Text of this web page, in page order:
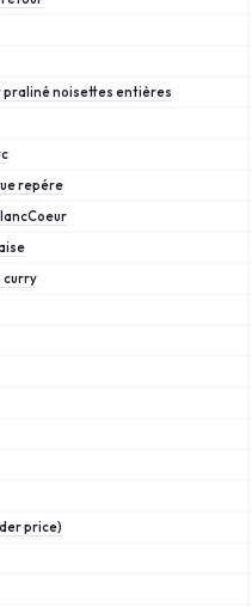
noisettes entières
repére
curry
price)